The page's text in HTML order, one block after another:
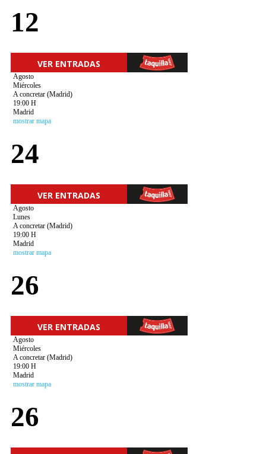
12
VER ENTRADAS
Agosto
Miércoles
A concretar (Madrid)
19:00 H
Madrid
mostrar mapa
24
VER ENTRADAS
Agosto
Lunes
A concretar (Madrid)
19:00 H
Madrid
mostrar mapa
26
VER ENTRADAS
Agosto
Miércoles
A concretar (Madrid)
19:00 H
Madrid
mostrar mapa
26